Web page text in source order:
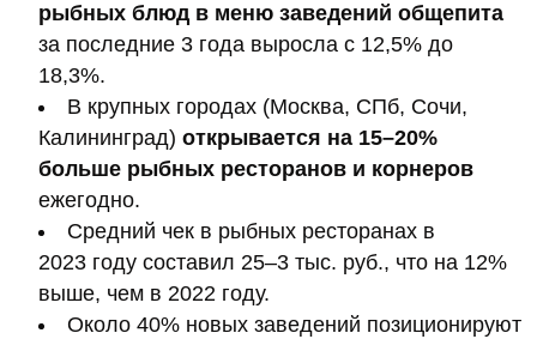
рыбных блюд в меню заведений общепита
за последние 3 года выросла с 12,5% до
18,3%.
В крупных городах (Москва, СПб, Сочи,
Калининград) открывается на 15–20%
больше рыбных ресторанов и корнеров
ежегодно.
Средний чек в рыбных ресторанах в
2023 году составил 25–3 тыс. руб., что на 12%
выше, чем в 2022 году.
Около 40% новых заведений позиционируют